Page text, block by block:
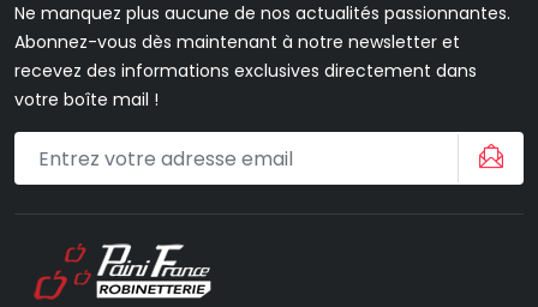
Ne manquez plus aucune de nos actualités passionnantes.
Abonnez-vous dès maintenant à notre newsletter et
recevez des informations exclusives directement dans
votre boîte mail !